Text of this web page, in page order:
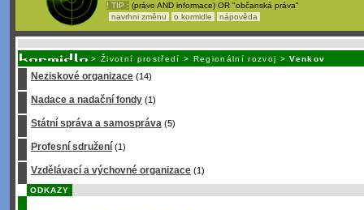
! TIP : (právo AND informace) OR "občanská práva"
navrhni změnu
o kormidle nápověda
> Životní prostředí > Regionální rozvoj >Venkov
Neziskové organizace (14)
Nadace a nadační fondy (1)
Státní správa a samospráva (5)
Profesní sdružení (1)
Vzdělávací a výchovné organizace (1)
ODKAZY